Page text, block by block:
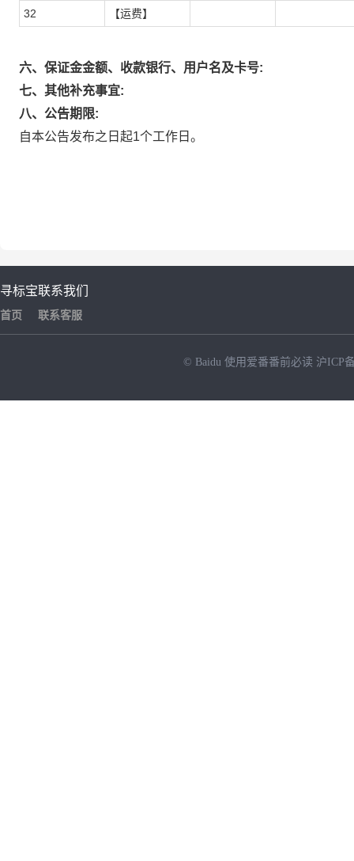
32 【运费】
六、保证金金额、收款银行、用户名及卡号:
七、其他补充事宜:
八、公告期限:
自本公告发布之日起1个工作日。
寻标宝
首页
联系我们
联系客服
© Baidu 使用爱番番前必读 沪ICP